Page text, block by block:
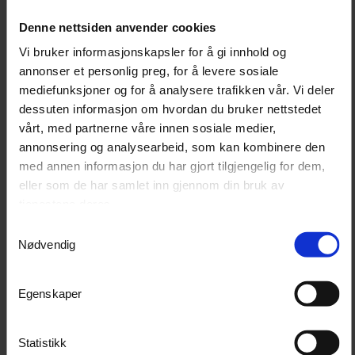
Denne nettsiden anvender cookies
Vi bruker informasjonskapsler for å gi innhold og
annonser et personlig preg, for å levere sosiale
mediefunksjoner og for å analysere trafikken vår. Vi deler
dessuten informasjon om hvordan du bruker nettstedet
vårt, med partnerne våre innen sosiale medier,
annonsering og analysearbeid, som kan kombinere den
med annen informasjon du har gjort tilgjengelig for dem,
eller som de har samlet inn gjennom din bruk av
Nødvendig
Egenskaper
Statistikk
gårdsbruk, verkstedmiljøer, uteområder og andre
steder der det trengs 1-fase 230V strøm uten fast
strømtilgang. Den lange driftstiden gjør aggregatet
praktisk ved lengre arbeidsøkter.
Teknisk informasjon
Produkt Honda EG3600CL strømaggregat
Maks effekt